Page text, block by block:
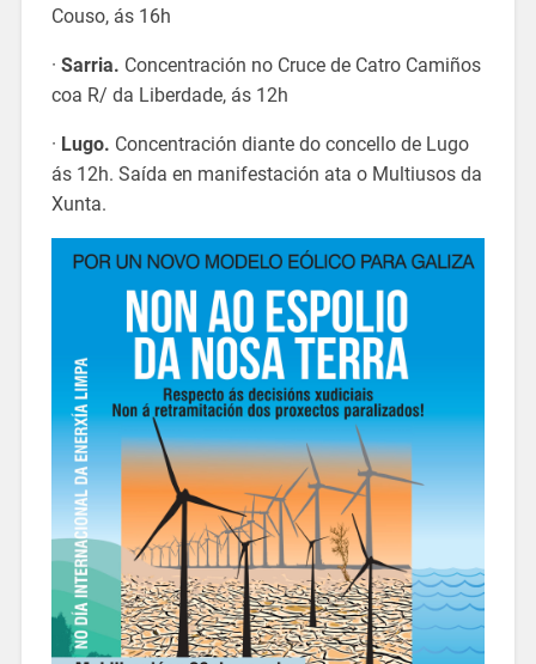
Couso, ás 16h
· Sarria. Concentración no Cruce de Catro Camiños
coa R/ da Liberdade, ás 12h
· Lugo. Concentración diante do concello de Lugo
ás 12h. Saída en manifestación ata o Multiusos da
Xunta.